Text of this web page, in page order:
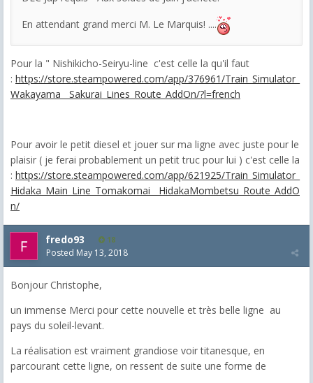
En attendant grand merci M. Le Marquis! ....
Pour la " Nishikicho-Seiryu-line c'est celle la qu'il faut
: https://store.steampowered.com/app/376961/Train_Simulator_
Wakayama__Sakurai_Lines_Route_AddOn/?l=french
Pour avoir le petit diesel et jouer sur ma ligne avec juste pour le
plaisir ( je ferai probablement un petit truc pour lui ) c'est celle la
: https://store.steampowered.com/app/621925/Train_Simulator_
Hidaka_Main_Line_Tomakomai__HidakaMombetsu_Route_AddO
n/
fredo93 18
Posted May 13, 2018
Bonjour Christophe,
un immense Merci pour cette nouvelle et très belle ligne au
pays du soleil-levant.
La réalisation est vraiment grandiose voir titanesque, en
parcourant cette ligne, on ressent de suite une forme de